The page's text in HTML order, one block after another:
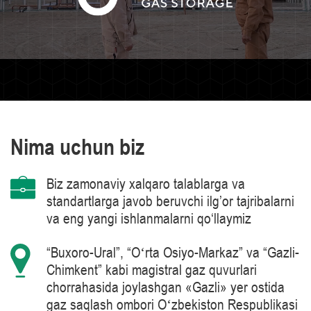
Nima uchun biz
Biz zamonaviy xalqaro talablarga va
standartlarga javob beruvchi ilg’or tajribalarni
va eng yangi ishlanmalarni qo‘llaymiz
“Buxoro-Ural”, “Oʻrta Osiyo-Markaz” va “Gazli-
Chimkent” kabi magistral gaz quvurlari
chorrahasida joylashgan «Gazli» yer ostida
gaz saqlash ombori Oʻzbekiston Respublikasi